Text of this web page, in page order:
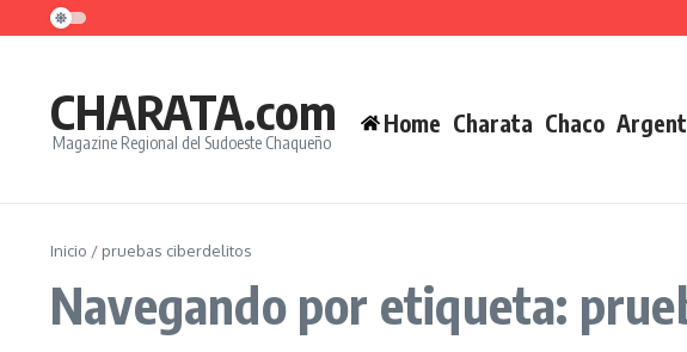
Saltar al contenido
CHARATA.com
Magazine Regional del Sudoeste Chaqueño
Home Charata Chaco
Inicio / pruebas ciberdelitos
Navegando por etiqueta: